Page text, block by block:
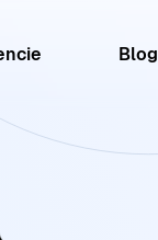
Blog